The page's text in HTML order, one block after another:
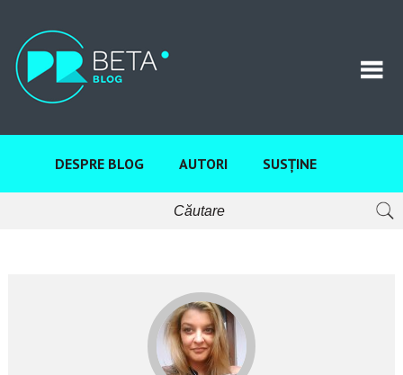
DESPRE BLOG AUTORI SUSȚINE